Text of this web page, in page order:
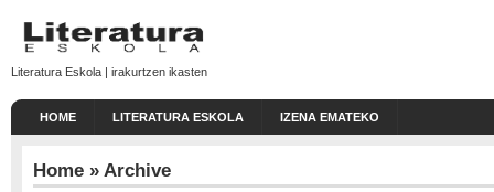
Literatura Eskola | irakurtzen ikasten
HOME LITERATURA ESKOLA IZENA EMATEKO
Home » Archive